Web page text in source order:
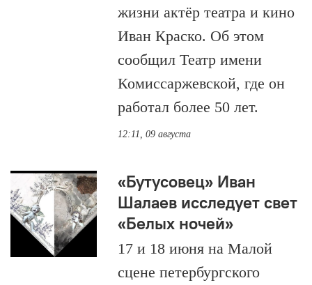
жизни актёр театра и кино
Иван Краско. Об этом
сообщил Театр имени
Комиссаржевской, где он
работал более 50 лет.
12:11, 09 августа
«Бутусовец» Иван
Шалаев исследует свет
«Белых ночей»
17 и 18 июня на Малой
сцене петербургского